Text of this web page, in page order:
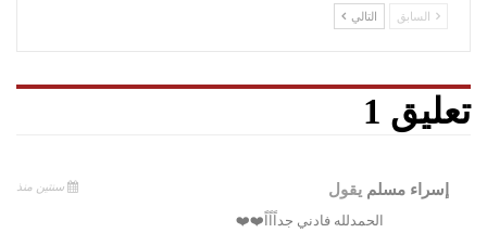
السابق التالي
تعليق 1
إسراء مسلم يقول سنتين منذ
الحمدلله فادني جداًاًاً❤️❤️